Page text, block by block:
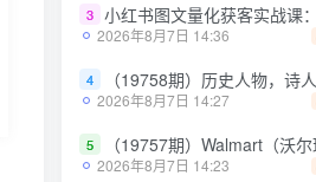
3 小红书图文量化获客实战课：单人二十台设备矩阵搭建，标
2026年8月7日 14:36
4 （19758期）历史人物，诗人一生Vlog教学， AI制作丨伙伴计划丨精选收益丨商单
2026年8月7日 14:27
5 （19757期）Walmart（沃尔玛）超市浏览标注项目，单账号日收益20+ 单
2026年8月7日 14:23
3 小红书图文量化获客实战课：单人二十台设备矩阵搭建，标
2026年8月7日 14:36
4 （19758期）历史人物，诗人一生Vlog教学， AI制作丨伙伴计划丨精选收益丨商单
2026年8月7日 14:27
5 （19757期）Walmart（沃尔玛）超市浏览标注项目，单账号日收益20+ 单
2026年8月7日 14:23